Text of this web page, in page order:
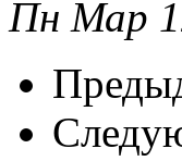
Пн Мар